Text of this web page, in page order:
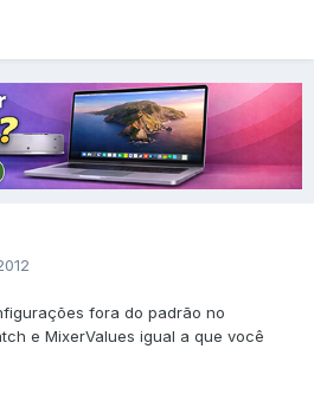
fora do padrão no
e MixerValues igual a que você